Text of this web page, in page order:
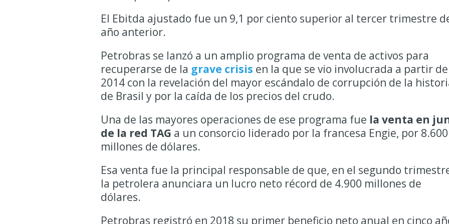
El Ebitda ajustado fue un 9,1 por ciento superior al tercer trimestre
año anterior.
Petrobras se lanzó a un amplio programa de venta de activos para
recuperarse de la grave crisis en la que se vio involucrada a partir de
2014 con la revelación del mayor escándalo de corrupción de la
de Brasil y por la caída de los precios del crudo.
Una de las mayores operaciones de ese programa fue la venta en
de la red TAG a un consorcio liderado por la francesa Engie, por 8.600
millones de dólares.
Esa venta fue la principal responsable de que, en el segundo
la petrolera anunciara un lucro neto récord de 4.900 millones de
dólares.
Petrobras registró en 2018 su primer beneficio neto anual en cinco